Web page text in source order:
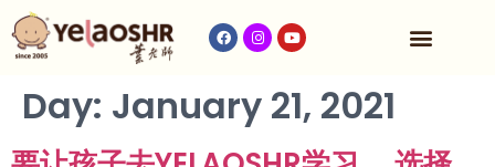
Day: January 21, 2021